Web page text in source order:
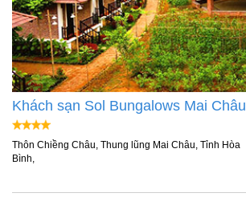
Khách sạn Sol Bungalows Mai Châu
Thôn Chiềng Châu, Thung lũng Mai Châu, Tỉnh Hòa
Bình,